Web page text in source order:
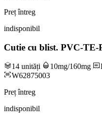
Preț întreg
indisponibil
Cutie cu blist. PVC-
14 unități 10mg/160mg
W62875003
Preț întreg
indisponibil